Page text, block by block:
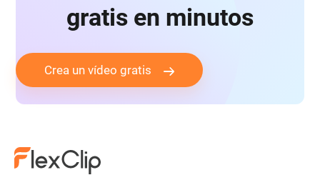
gratis en minutos
Crea un vídeo gratis